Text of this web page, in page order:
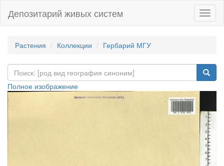
Депозитарий живых систем
Растения Коллекции Гербарий МГУ
Полное изображение